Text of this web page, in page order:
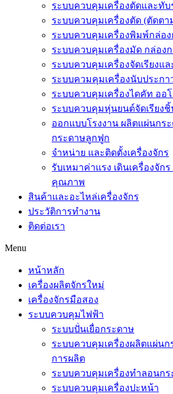
ระบบควบคุมเครื่องตัดและทับ
ระบบควบคุมเครื่องตัด (ตัดตา
ระบบควบคุมเครื่องพิมพ์กล่อ
ระบบควบคุมเครื่องมัด กล่อง
ระบบควบคุมเครื่องจัดเรียงแ
ระบบควมคุมเครื่องนับประก
ระบบควบคุมเครื่องไดคัท ออ
ระบบควบคุมหุ่นยนต์จัดเรียงชิ้
ออกแบบโรงงาน ผลิตแผ่นกร
กระดาษลูกฟูก
จำหน่าย และติดตั้งเครื่องจักร
รับเหมาค่าแรง เดินเครื่องจัก
คุณภาพ
สินค้าและอะไหล่เครื่องจักร
ประวัติการทำงาน
ติดต่อเรา
Menu
หน้าหลัก
เครื่องผลิตจักรใหม่
เครื่องจักรมือสอง
ระบบควบคุมไฟฟ้า
ระบบปั่นเยื่อกระดาษ
ระบบควบคุมเครื่องผลิตแผ่น
การผลิต
ระบบควบคุมเครื่องทำลอนกร
ระบบควบคุมเครื่องปะหน้า